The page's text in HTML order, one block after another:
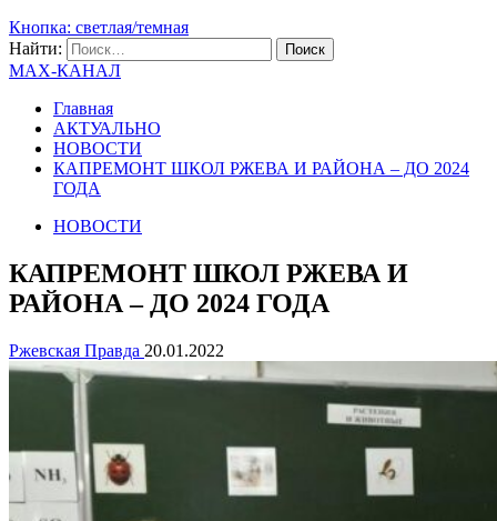
Кнопка: светлая/темная
Найти:
MAX-КАНАЛ
Главная
АКТУАЛЬНО
НОВОСТИ
КАПРЕМОНТ ШКОЛ РЖЕВА И РАЙОНА – ДО 2024
ГОДА
НОВОСТИ
КАПРЕМОНТ ШКОЛ РЖЕВА И
РАЙОНА – ДО 2024 ГОДА
Ржевская Правда 20.01.2022